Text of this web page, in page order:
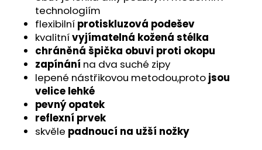
technologiím
flexibilní protiskluzová podešev
kvalitnívyjímatelná kožená stélka
chráněná špička obuvi proti okopu
zapínání na dva suché zipy
lepené nástřikovou metodou,proto jsou
velice lehké
pevný opatek
reflexní prvek
skvěle padnoucí na užší nožky
HLEDAT